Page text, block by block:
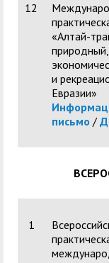
12
«Алтай-
и
Евразии»
письмо /
1